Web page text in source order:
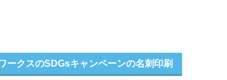
ークスのSDGsキャンペーンの名刺印刷